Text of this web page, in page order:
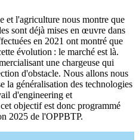
et l'agriculture nous montre que
sont déjà mises en œuvre dans
en 2021 ont montré que
évolution : le marché est là.
une chargeuse qui
d'obstacle. Nous allons nous
la généralisation des technologies
d'engineering et
objectif est donc programmé
2025 de l'OPPBTP.